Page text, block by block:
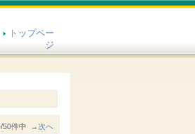
トップペー
ジ
/50件中 →次へ